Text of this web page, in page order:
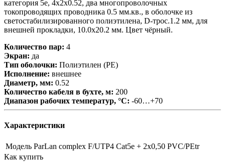
категория 5е, 4х2х0.52, два многопроволочных
токопроводящих проводника 0.5 мм.кв., в оболочке из
светостабилизированного полиэтилена, D-трос.1.2 мм, для
внешней прокладки, 10.0х20.2 мм. Цвет чёрный.
Количество пар: 4
Экран: да
Тип оболочки: Полиэтилен (PE)
Исполнение: внешнее
Диаметр, мм: 0.52
Количество кабеля в бухте, м: 200
Диапазон рабочих температур, °С: -60…+70
Характеристики
Модель ParLan complex F/UTP4 Cat5e + 2х0,50 PVC/PEtr
Как купить